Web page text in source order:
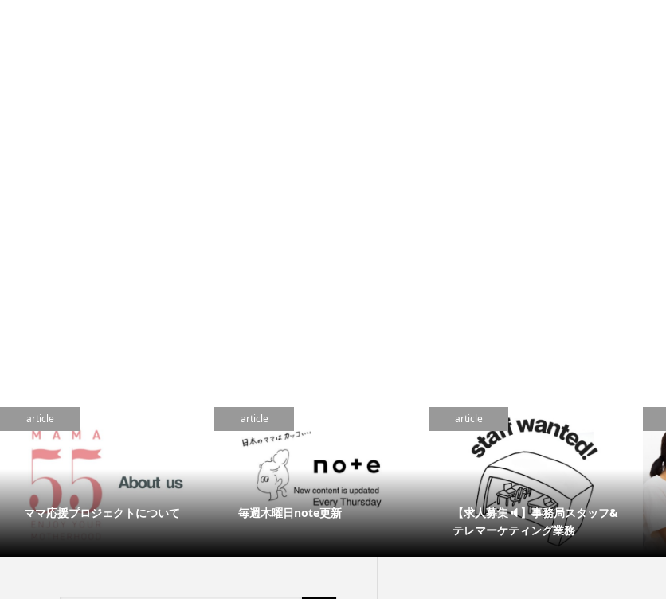
article
ママ応援プロジェクトについて
article
毎週木曜日note更新
article
【求人募集🔈】事務局スタッフ&
テレマーケティング業務